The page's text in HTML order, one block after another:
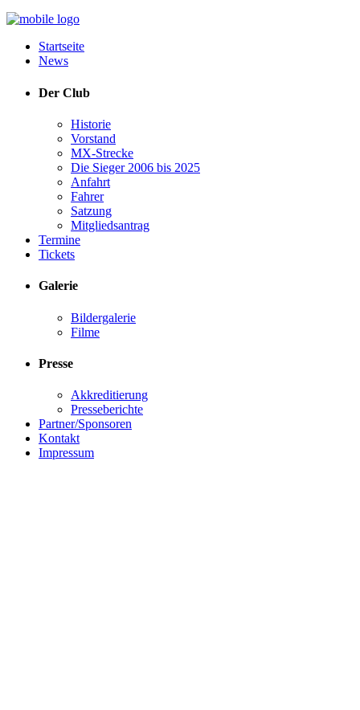
Startseite
News
Der Club
Historie
Vorstand
MX-Strecke
Die Sieger 2006 bis 2025
Anfahrt
Fahrer
Satzung
Mitgliedsantrag
Termine
Tickets
Galerie
Bildergalerie
Filme
Presse
Akkreditierung
Presseberichte
Partner/Sponsoren
Kontakt
Impressum